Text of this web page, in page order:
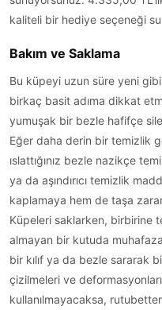
kaliteli bir hediye seçeneği
Bakım ve Saklama
Bu küpeyi uzun süre yeni
birkaç basit adıma dikkat
yumuşak bir bezle hafifçe
Eğer daha derin bir temizlik
ıslattığınız bezle nazikçe
ya da aşındırıcı temizlik
kaplamaya hem de taşa
Küpeleri saklarken, birbirine
almayan bir kutuda
bir kılıf ya da bezle sararak
çizilmeleri ve
kullanılmayacaksa,